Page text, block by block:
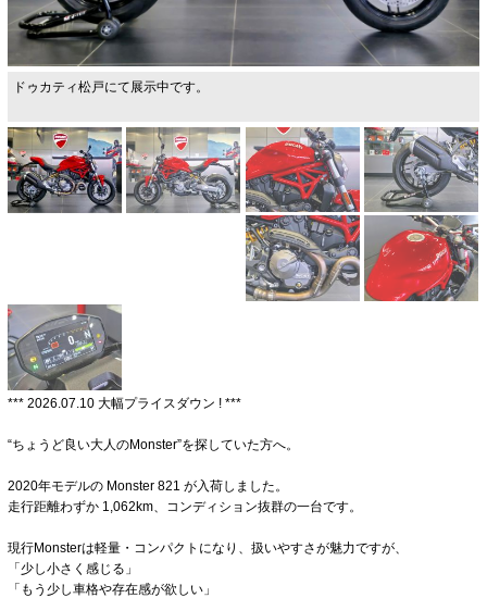
ドゥカティ松戸にて展示中です。
*** 2026.07.10 大幅プライスダウン ! ***
“ちょうど良い大人のMonster”を探していた方へ。
2020年モデルの Monster 821 が入荷しました。
走行距離わずか 1,062km、コンディション抜群の一台です。
現行Monsterは軽量・コンパクトになり、扱いやすさが魅力ですが、
「少し小さく感じる」
「もう少し車格や存在感が欲しい」